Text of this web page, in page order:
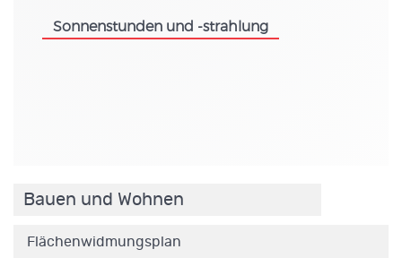
Sonnenstunden und -strahlung
Bauen und Wohnen
Flächenwidmungsplan